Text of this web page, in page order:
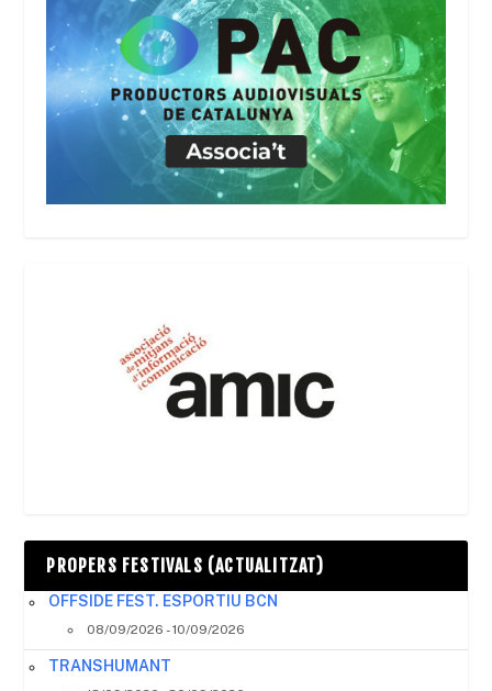
PROPERS FESTIVALS (ACTUALITZAT)
OFFSIDE FEST. ESPORTIU BCN
08/09/2026 - 10/09/2026
TRANSHUMANT